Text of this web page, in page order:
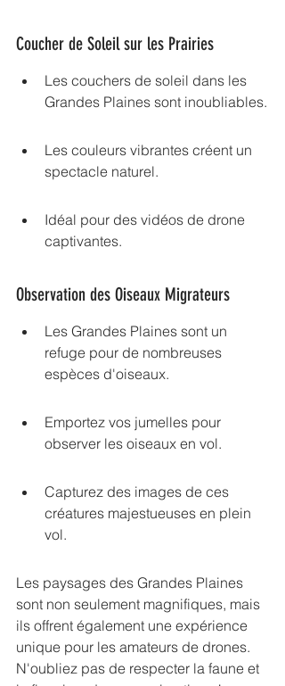
Coucher de Soleil sur les Prairies
Les couchers de soleil dans les
Grandes Plaines sont inoubliables.
Les couleurs vibrantes créent un
spectacle naturel.
Idéal pour des vidéos de drone
captivantes.
Observation des Oiseaux Migrateurs
Les Grandes Plaines sont un
refuge pour de nombreuses
espèces d'oiseaux.
Emportez vos jumelles pour
observer les oiseaux en vol.
Capturez des images de ces
créatures majestueuses en plein
vol.
Les paysages des Grandes Plaines
sont non seulement magnifiques, mais
ils offrent également une expérience
unique pour les amateurs de drones.
N'oubliez pas de respecter la faune et